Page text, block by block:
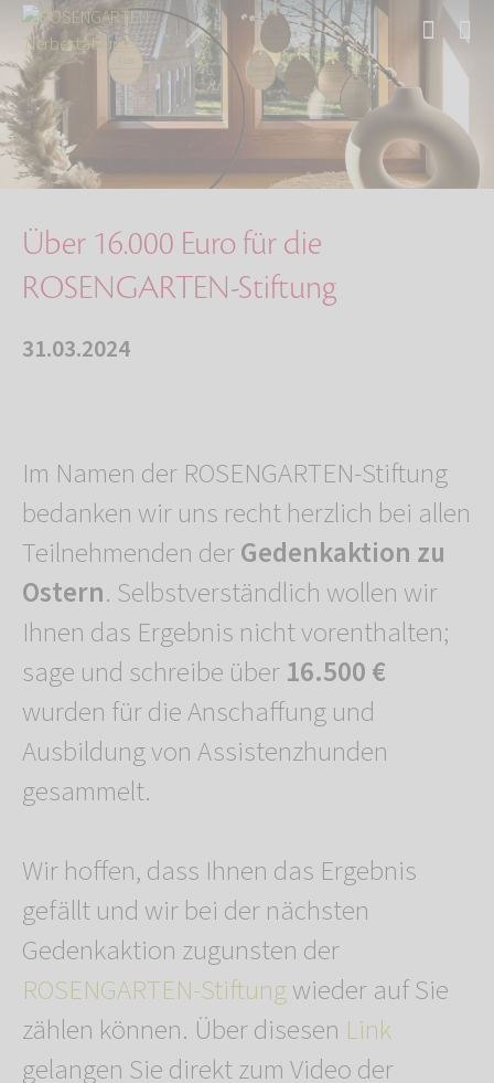
Start Über uns
Aktuelles
Über 16.000 Euro für die ROSENGARTEN-Stiftung
Über 16.000 Euro für die
ROSENGARTEN-Stiftung
31.03.2024
Im Namen der ROSENGARTEN-Stiftung
bedanken wir uns recht herzlich bei allen
Teilnehmenden derGedenkaktion zu
Ostern. Selbstverständlich wollen wir
Ihnen das Ergebnis nicht vorenthalten;
sage und schreibe über16.500 €
wurden für die Anschaffung und
Ausbildung von Assistenzhunden
gesammelt.
Wir hoffen, dass Ihnen das Ergebnis
gefällt und wir bei der nächsten
Gedenkaktion zugunsten der
ROSENGARTEN-Stiftungwieder auf Sie
zählen können. Über disesen Link
gelangen Sie direkt zum Video der